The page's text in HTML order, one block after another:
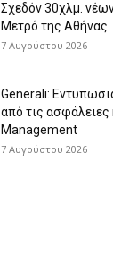
Σχεδόν 30χλμ.
Μετρό της Αθήνας
7 Αυγούστου 2026
Generali:
από τις ασφάλειες
Management
7 Αυγούστου 2026